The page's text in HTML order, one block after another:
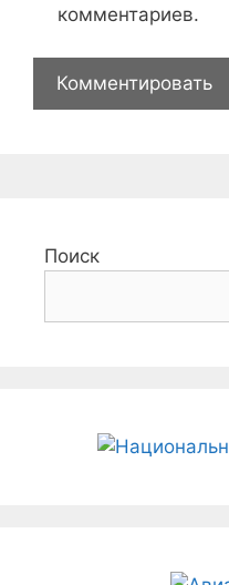
комментариев.
Поиск